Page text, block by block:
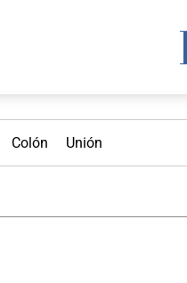
Colón Unión